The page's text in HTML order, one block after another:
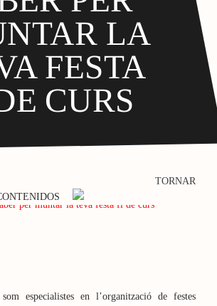
LA
FESTA
CURS
TORNAR
especialistes en l’organització de festes